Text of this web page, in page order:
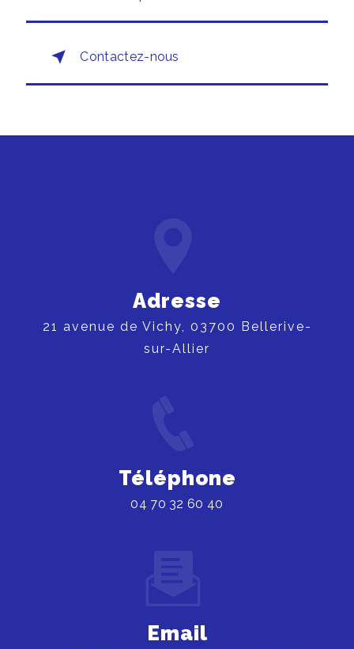
Contactez-nous
Adresse
21 avenue de Vichy, 03700 Bellerive-
sur-Allier
Téléphone
04 70 32 60 40
Email